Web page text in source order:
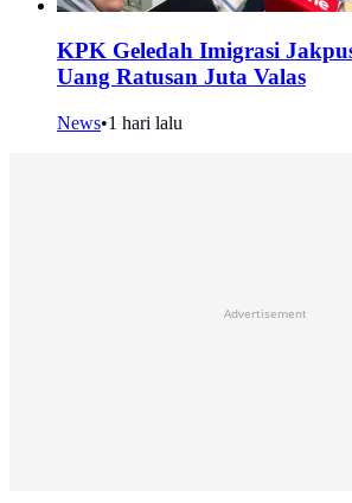
KPK Geledah Imigrasi
Uang Ratusan Juta Valas
News•1 hari lalu
Advertisement